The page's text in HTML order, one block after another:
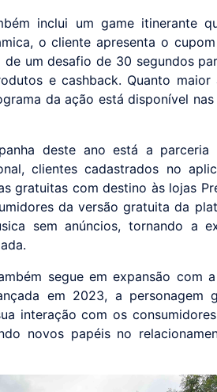
inclui um game itinerante
o cliente apresenta o
um desafio de 30 segundos
e cashback. Quanto maior
da ação está disponível
deste ano está a parceria
clientes cadastrados no
gratuitas com destino às lojas
da versão gratuita da
sem anúncios, tornando a
segue em expansão com
em 2023, a personagem
interação com os
novos papéis no